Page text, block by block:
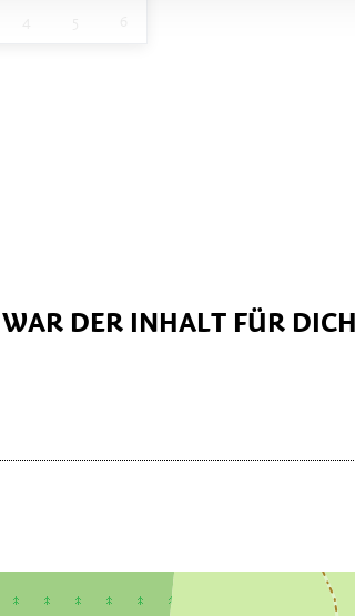
WAR DER INHALT FÜR